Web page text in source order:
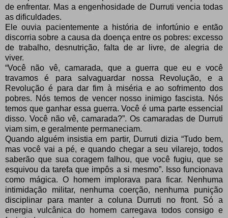
de enfrentar. Mas a engenhosidade de Durruti vencia todas
as dificuldades.
Ele ouvia pacientemente a história de infortúnio e então
discorria sobre a causa da doença entre os pobres: excesso
de trabalho, desnutrição, falta de ar livre, de alegria de
viver.
“Você não vê, camarada, que a guerra que eu e você
travamos é para salvaguardar nossa Revolução, e a
Revolução é para dar fim à miséria e ao sofrimento dos
pobres. Nós temos de vencer nosso inimigo fascista. Nós
temos que ganhar essa guerra. Você é uma parte essencial
disso. Você não vê, camarada?”. Os camaradas de Durruti
viam sim, e geralmente permaneciam.
Quando alguém insistia em partir, Durruti dizia “Tudo bem,
mas você vai a pé, e quando chegar a seu vilarejo, todos
saberão que sua coragem falhou, que você fugiu, que se
esquivou da tarefa que impôs a si mesmo”. Isso funcionava
como mágica. O homem implorava para ficar. Nenhuma
intimidação militar, nenhuma coerção, nenhuma punição
disciplinar para manter a coluna Durruti no front. Só a
energia vulcânica do homem carregava todos consigo e